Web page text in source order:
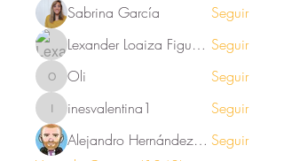
Sabrina García
Seguir
Lexander Loaiza Figueroa Seguir
Oli Oli Seguir
inesvalentina1
inesvalentina1
Seguir
Alejandro Hernández Renner Seguir